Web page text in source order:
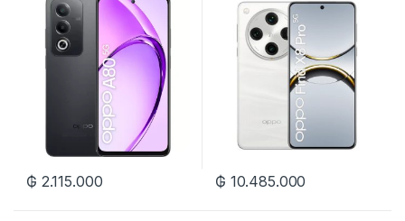
₲ 2.115.000 ₲ 10.485.000